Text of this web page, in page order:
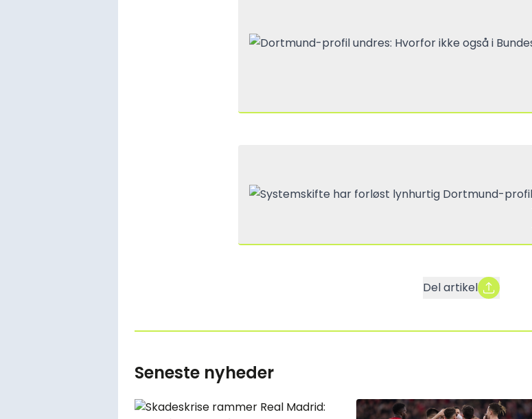
Del artikel
Seneste nyheder